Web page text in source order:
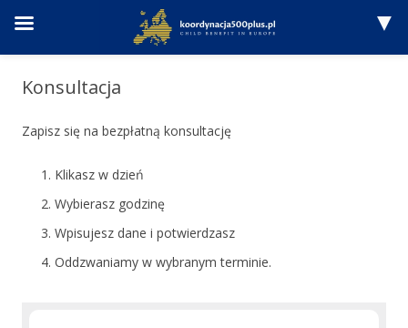
Przejdź
treści
Konsultacja
Zapisz się na bezpłatną konsultację
Klikasz w dzień
Wybierasz godzinę
Wpisujesz dane i potwierdzasz
Oddzwaniamy w wybranym terminie.